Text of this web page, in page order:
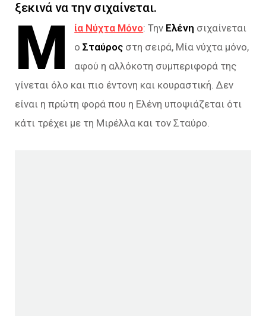
ξεκινά να την σιχαίνεται.
Μ ία Νύχτα Μόνο: Την Ελένη σιχαίνεται
οΣταύρος στη σειρά, Μία νύχτα μόνο,
αφού η αλλόκοτη συμπεριφορά της
γίνεται όλο και πιο έντονη και κουραστική. Δεν
είναι η πρώτη φορά που η Ελένη υποψιάζεται ότι
κάτι τρέχει με τη Μιρέλλα και τον Σταύρο.